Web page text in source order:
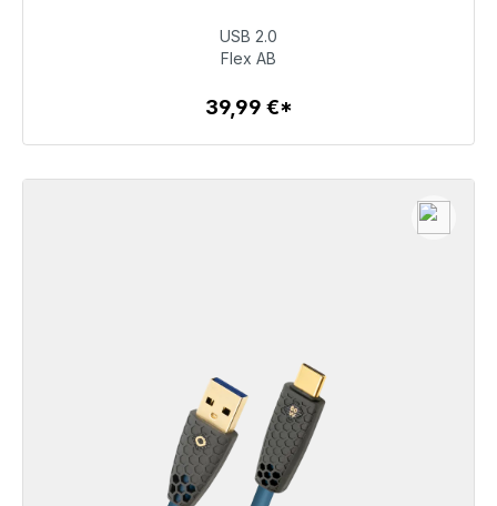
39,99 €
Détails
USB 2.0
Flex AB
39,99 €*